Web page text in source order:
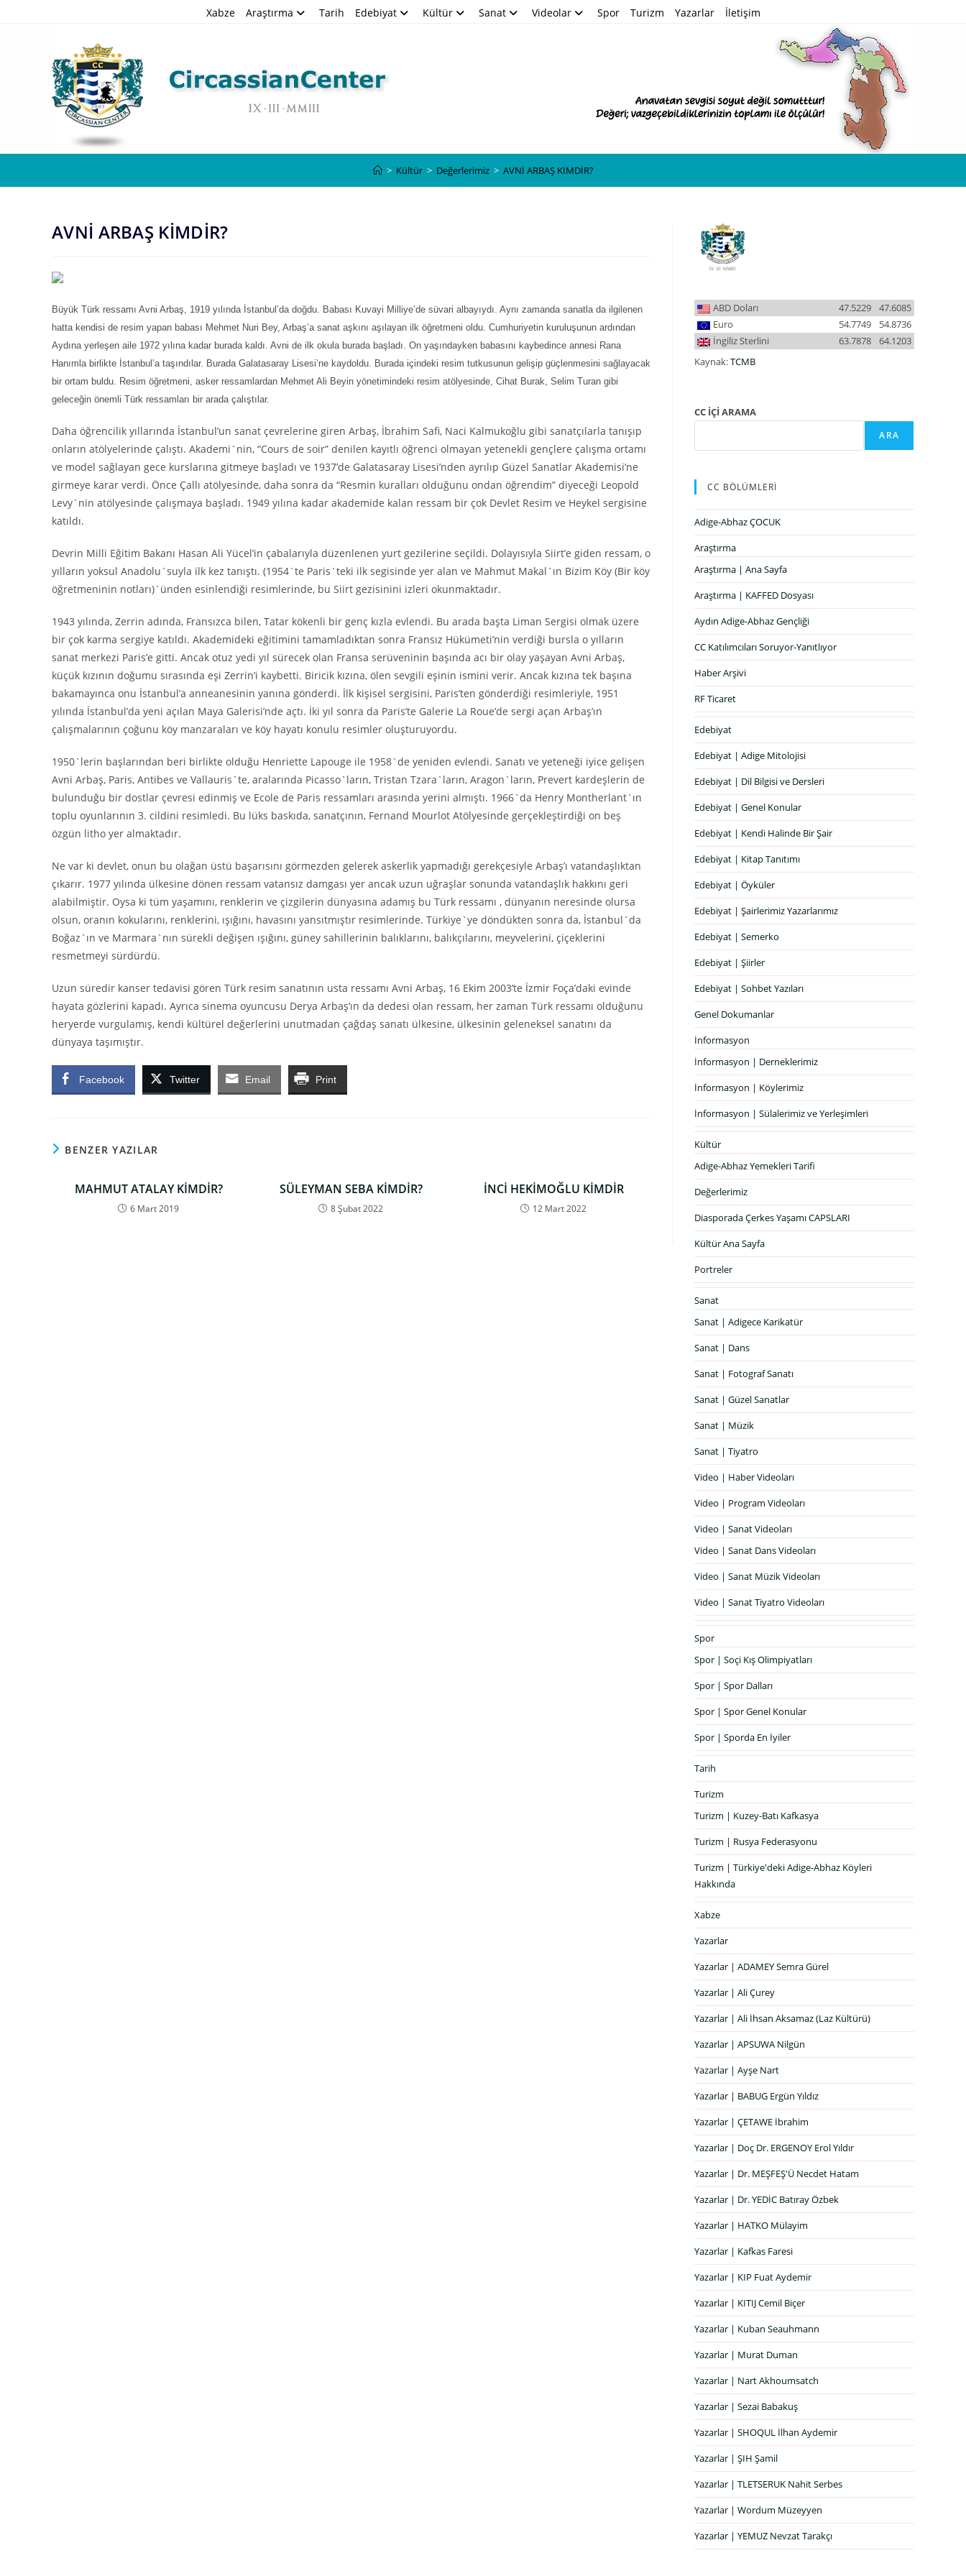
Xabze Araştırma Tarih Edebiyat Kültür Sanat Videolar Spor Turizm Yazarlar İletişim
> Kültür > Değerlerimiz > AVNİ ARBAŞ KİMDİR?
AVNİ ARBAŞ KİMDİR?
Büyük Türk ressamı Avni Arbaş, 1919 yılında İstanbul’da doğdu. Babası Kuvayi Milliye’de süvari albayıydı. Aynı zamanda sanatla da ilgilenen
hatta kendisi de resim yapan babası Mehmet Nuri Bey, Arbaş’a sanat aşkını aşılayan ilk öğretmeni oldu. Cumhuriyetin kuruluşunun ardından
Aydına yerleşen aile 1972 yılına kadar burada kaldı. Avni de ilk okula burada başladı. On yaşındayken babasını kaybedince annesi Rana
Hanımla birlikte İstanbul’a taşındılar. Burada Galatasaray Lisesi’ne kaydoldu. Burada içindeki resim tutkusunun gelişip güçlenmesini sağlayacak
bir ortam buldu. Resim öğretmeni, asker ressamlardan Mehmet Ali Beyin yönetimindeki resim atölyesinde, Cihat Burak, Selim Turan gibi
geleceğin önemli Türk ressamları bir arada çalıştılar.
Daha öğrencilik yıllarında İstanbul’un sanat çevrelerine giren Arbaş, İbrahim Safi, Naci Kalmukoğlu gibi sanatçılarla tanışıp
onların atölyelerinde çalıştı. Akademi`nin, “Cours de soir” denilen kayıtlı öğrenci olmayan yetenekli gençlere çalışma ortamı
ve model sağlayan gece kurslarına gitmeye başladı ve 1937’de Galatasaray Lisesi’nden ayrılıp Güzel Sanatlar Akademisi’ne
girmeye karar verdi. Önce Çallı atölyesinde, daha sonra da “Resmin kuralları olduğunu ondan öğrendim” diyeceği Leopold
Levy`nin atölyesinde çalışmaya başladı. 1949 yılına kadar akademide kalan ressam bir çok Devlet Resim ve Heykel sergisine
katıldı.
Devrin Milli Eğitim Bakanı Hasan Ali Yücel’in çabalarıyla düzenlenen yurt gezilerine seçildi. Dolayısıyla Siirt’e giden ressam, o
yılların yoksul Anadolu`suyla ilk kez tanıştı. (1954`te Paris`teki ilk segisinde yer alan ve Mahmut Makal`ın Bizim Köy (Bir köy
öğretmeninin notları)`ünden esinlendiği resimlerinde, bu Siirt gezisinini izleri okunmaktadır.
1943 yılında, Zerrin adında, Fransızca bilen, Tatar kökenli bir genç kızla evlendi. Bu arada başta Liman Sergisi olmak üzere
bir çok karma sergiye katıldı. Akademideki eğitimini tamamladıktan sonra Fransız Hükümeti’nin verdiği bursla o yılların
sanat merkezi Paris’e gitti. Ancak otuz yedi yıl sürecek olan Fransa serüveninin başında acı bir olay yaşayan Avni Arbaş,
küçük kızının doğumu sırasında eşi Zerrin’i kaybetti. Biricik kızına, ölen sevgili eşinin ismini verir. Ancak kızına tek başına
bakamayınca onu İstanbul’a anneanesinin yanına gönderdi. İlk kişisel sergisini, Paris’ten gönderdiği resimleriyle, 1951
yılında İstanbul’da yeni açılan Maya Galerisi’nde açtı. İki yıl sonra da Paris’te Galerie La Roue’de sergi açan Arbaş’ın
çalışmalarının çoğunu köy manzaraları ve köy hayatı konulu resimler oluşturuyordu.
1950`lerin başlarından beri birlikte olduğu Henriette Lapouge ile 1958`de yeniden evlendi. Sanatı ve yeteneği iyice gelişen
Avni Arbaş, Paris, Antibes ve Vallauris`te, aralarında Picasso`ların, Tristan Tzara`ların, Aragon`ların, Prevert kardeşlerin de
bulunduğu bir dostlar çevresi edinmiş ve Ecole de Paris ressamları arasında yerini almıştı. 1966`da Henry Montherlant`ın
toplu oyunlarının 3. cildini resimledi. Bu lüks baskıda, sanatçının, Fernand Mourlot Atölyesinde gerçekleştirdiği on beş
özgün litho yer almaktadır.
Ne var ki devlet, onun bu olağan üstü başarısını görmezden gelerek askerlik yapmadığı gerekçesiyle Arbaş’ı vatandaşlıktan
çıkarır. 1977 yılında ülkesine dönen ressam vatansız damgası yer ancak uzun uğraşlar sonunda vatandaşlık hakkını geri
alabilmiştir. Oysa ki tüm yaşamını, renklerin ve çizgilerin dünyasına adamış bu Türk ressamı , dünyanın neresinde olursa
olsun, oranın kokularını, renklerini, ışığını, havasını yansıtmıştır resimlerinde. Türkiye`ye döndükten sonra da, İstanbul`da
Boğaz`ın ve Marmara`nın sürekli değişen ışığını, güney sahillerinin balıklarını, balıkçılarını, meyvelerini, çiçeklerini
resmetmeyi sürdürdü.
Uzun süredir kanser tedavisi gören Türk resim sanatının usta ressamı Avni Arbaş, 16 Ekim 2003’te İzmir Foça’daki evinde
hayata gözlerini kapadı. Ayrıca sinema oyuncusu Derya Arbaş’ın da dedesi olan ressam, her zaman Türk ressamı olduğunu
heryerde vurgulamış, kendi kültürel değerlerini unutmadan çağdaş sanatı ülkesine, ülkesinin geleneksel sanatını da
dünyaya taşımıştır.
Facebook Twitter Email Print
BENZER YAZILAR
MAHMUT ATALAY KİMDİR?
6 Mart 2019
SÜLEYMAN SEBA KİMDİR?
8 Şubat 2022
İNCİ HEKİMOĞLU KİMDİR
12 Mart 2022
ABD Doları 47.6085
47.5229
Euro
54.8736
54.7749
İngiliz Sterlini
64.1203
63.7878
Kaynak:TCMB
CC İÇİ ARAMA
ARA
CC BÖLÜMLERİ
Adige-Abhaz ÇOCUK
Araştırma
Araştırma | Ana Sayfa
Araştırma | KAFFED Dosyası
Aydın Adige-Abhaz Gençliği
CC Katılımcıları Soruyor-Yanıtlıyor
Haber Arşivi
RF Ticaret
Edebiyat
Edebiyat | Adige Mitolojisi
Edebiyat | Dil Bilgisi ve Dersleri
Edebiyat | Genel Konular
Edebiyat | Kendi Halinde Bir Şair
Edebiyat | Kitap Tanıtımı
Edebiyat | Öyküler
Edebiyat | Şairlerimiz Yazarlarımız
Edebiyat | Semerko
Edebiyat | Şiirler
Edebiyat | Sohbet Yazıları
Genel Dokumanlar
İnformasyon
İnformasyon | Derneklerimiz
İnformasyon | Köylerimiz
İnformasyon | Sülalerimiz ve Yerleşimleri
Kültür
Adige-Abhaz Yemekleri Tarifi
Değerlerimiz
Diasporada Çerkes Yaşamı CAPSLARI
Kültür Ana Sayfa
Portreler
Sanat
Sanat | Adigece Karikatür
Sanat | Dans
Sanat | Fotograf Sanatı
Sanat | Güzel Sanatlar
Sanat | Müzik
Sanat | Tiyatro
Video | Haber Videoları
Video | Program Videoları
Video | Sanat Videoları
Video | Sanat Dans Videoları
Video | Sanat Müzik Videoları
Video | Sanat Tiyatro Videoları
Spor
Spor | Soçi Kış Olimpiyatları
Spor | Spor Dalları
Spor | Spor Genel Konular
Spor | Sporda En İyiler
Tarih
Turizm
Turizm | Kuzey-Batı Kafkasya
Turizm | Rusya Federasyonu
Turizm | Türkiye'deki Adige-Abhaz Köyleri
Hakkında
Xabze
Yazarlar
Yazarlar | ADAMEY Semra Gürel
Yazarlar | Ali Çurey
Yazarlar | Ali İhsan Aksamaz (Laz Kültürü)
Yazarlar | APSUWA Nilgün
Yazarlar | Ayşe Nart
Yazarlar | BABUG Ergün Yıldız
Yazarlar | ÇETAWE İbrahim
Yazarlar | Doç Dr. ERGENOY Erol Yıldır
Yazarlar | Dr. MEŞFEŞ'Ü Necdet Hatam
Yazarlar | Dr. YEDİC Batıray Özbek
Yazarlar | HATKO Mülayim
Yazarlar | Kafkas Faresi
Yazarlar | KIP Fuat Aydemir
Yazarlar | KITIJ Cemil Biçer
Yazarlar | Kuban Seauhmann
Yazarlar | Murat Duman
Yazarlar | Nart Akhoumsatch
Yazarlar | Sezai Babakuş
Yazarlar | SHOQUL İlhan Aydemir
Yazarlar | ŞIH Şamil
Yazarlar | TLETSERUK Nahit Serbes
Yazarlar | Wordum Müzeyyen
Yazarlar | YEMUZ Nevzat Tarakçı